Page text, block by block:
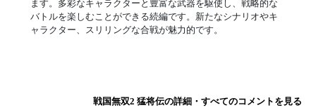
ます。多彩なキャラクターと豊富な武器を駆使し、戦略的な
バトルを楽しむことができる続編です。新たなシナリオやキ
ャラクター、スリリングな合戦が魅力的です。
戦国無双2 猛将伝の詳細・すべてのコメントを見る